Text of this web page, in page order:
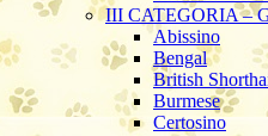
III CATEGORIA –
Abissino
Bengal
British
Burmese
Certosino